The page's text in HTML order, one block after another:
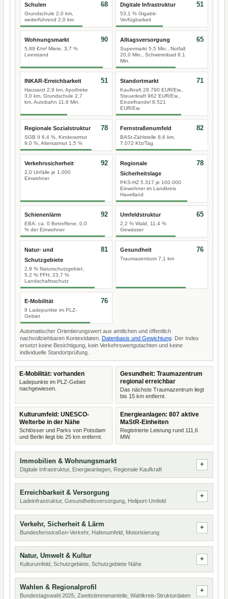
Schulen
Grundschule 2,0 km,
weiterführend 2,0 km
68 Digitale Infrastruktur
53,1 % Gigabit-
Verfügbarkeit
51
Wohnungsmarkt
5,89 €/m² Miete, 3,7 %
Leerstand
90 Alltagsversorgung
Supermarkt 5,5 Min., Notfall
20,0 Min., Schwimmbad 8,1
Min.
65
INKAR-Erreichbarkeit
Hausarzt 2,9 km, Apotheke
3,0 km, Grundschule 2,7
km, Autobahn 11,6 Min.
51 Standortmarkt
Kaufkraft 28.790 EUR/Ew.,
Steuerkraft 962 EUR/Ew.,
Einzelhandel 8.521
EUR/Ew.
71
Regionale Sozialstruktur
SGB II 6,4 %, Kinderarmut
9,0 %, Altersarmut 1,5 %
78 Fernstraßenumfeld
BASt-Zählstelle 8,6 km,
7.072 Kfz/Tag
82
Verkehrssicherheit
2,0 Unfälle je 1.000
Einwohner
92
Regionale
Sicherheitslage
PKS-HZ 5.317 je 100.000
Einwohner im Landkreis
Havelland
78
Schienenlärm
EBA: ca. 0 Betroffene, 0,0
% der Einwohner
92 Umfeldstruktur
2,2 % Wald, 11,4 %
Gewässer
65
Natur- und
Schutzgebiete
2,9 % Naturschutzgebiet,
5,2 % FFH, 23,7 %
Landschaftsschutz
81 Gesundheit
Traumazentrum 7,1 km
76
E-Mobilität
9 Ladepunkte im PLZ-
Gebiet
76
Automatischer Orientierungswert aus amtlichen und öffentlich
nachvollziehbaren Kontextdaten. Datenbasis und Gewichtung . Der Index
ersetzt keine Besichtigung, kein Verkehrswertgutachten und keine
individuelle Standortprüfung.
E-Mobilität: vorhanden
Ladepunkte im PLZ-Gebiet
nachgewiesen.
Gesundheit: Traumazentrum
regional erreichbar
Das nächste Traumazentrum liegt
bis 15 km entfernt.
Kulturumfeld: UNESCO-
Welterbe in der Nähe
Schlösser und Parks von Potsdam
und Berlin liegt bis 25 km entfernt.
Energieanlagen: 807 aktive
MaStR-Einheiten
Registrierte Leistung rund 111,6
MW.
Immobilien & Wohnungsmarkt
Digitale Infrastruktur, Energieanlagen, Regionale Kaufkraft
Erreichbarkeit & Versorgung
Ladeinfrastruktur, Gesundheitsversorgung, Heliport-Umfeld
Verkehr, Sicherheit & Lärm
Bundesfernstraßen-Verkehr, Hafenumfeld, Motorisierung
Natur, Umwelt & Kultur
Kulturumfeld, Schutzgebiete, Schutzgebiete Nähe
Wahlen & Regionalprofil
Bundestagswahl 2025, Zweitstimmenanteile, Wahlkreis-Strukturdaten